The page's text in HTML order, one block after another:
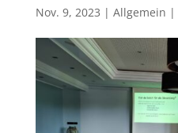
Nov. 9, 2023 | Allgemein |